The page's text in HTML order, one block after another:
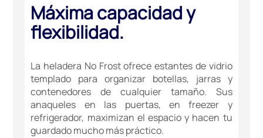
Máxima capacidad y
flexibilidad.
La heladera No Frost ofrece estantes de vidrio
templado para organizar botellas, jarras y
contenedores de cualquier tamaño. Sus
anaqueles en las puertas, en freezer y
refrigerador, maximizan el espacio y hacen tu
guardado mucho más práctico.